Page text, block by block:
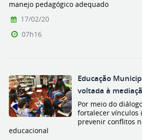
manejo pedagógico adequado
17/02/20
07h16
Educação
voltada à
Por meio do
fortalecer vínculos
prevenir conflitos
educacional